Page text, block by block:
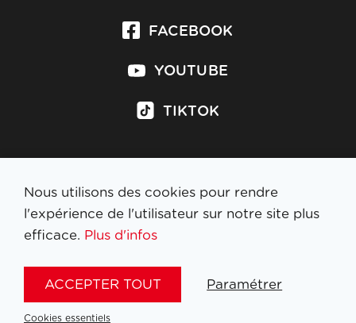
FACEBOOK
YOUTUBE
TIKTOK
S'inscrire à la newsletter
Nous utilisons des cookies pour rendre
l'expérience de l'utilisateur sur notre site plus
efficace. Plus d'infos
ACCEPTER TOUT Paramétrer
Cookies essentiels